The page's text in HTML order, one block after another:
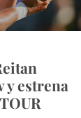
estrena